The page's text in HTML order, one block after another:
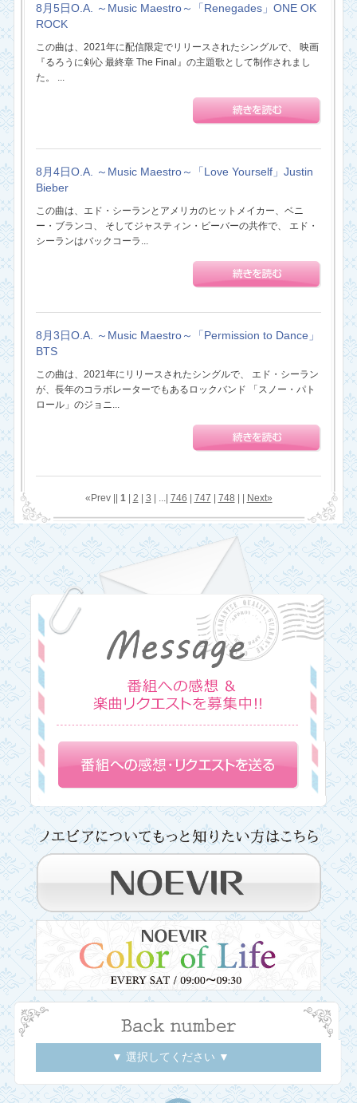
8月5日O.A. ～Music Maestro～「Renegades」ONE OK
ROCK
この曲は、2021年に配信限定でリリースされたシングルで、 映画
『るろうに剣心 最終章 The Final』の主題歌として制作されまし
た。 ...
8月4日O.A. ～Music Maestro～「Love Yourself」Justin
Bieber
この曲は、エド・シーランとアメリカのヒットメイカー、ベニ
ー・ブランコ、 そしてジャスティン・ビーバーの共作で、 エド・
シーランはバックコーラ...
8月3日O.A. ～Music Maestro～「Permission to Dance」
BTS
この曲は、2021年にリリースされたシングルで、 エド・シーラン
が、長年のコラボレーターでもあるロックバンド 「スノー・パト
ロール」のジョニ...
«Prev || 1| 2 3 | ...| 746 747 748 Next»